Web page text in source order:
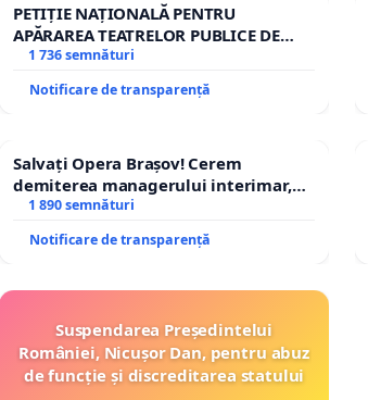
PETIȚIE NAȚIONALĂ PENTRU
APĂRAREA TEATRELOR PUBLICE DE
REPERTORIU DIN ROMÂNIA
1 736 semnături
Notificare de transparență
Salvați Opera Brașov! Cerem
demiterea managerului interimar,
Petrean Lucian-Marius!
1 890 semnături
Notificare de transparență
Suspendarea Președintelui
României, Nicușor Dan, pentru abuz
de funcție și discreditarea statului